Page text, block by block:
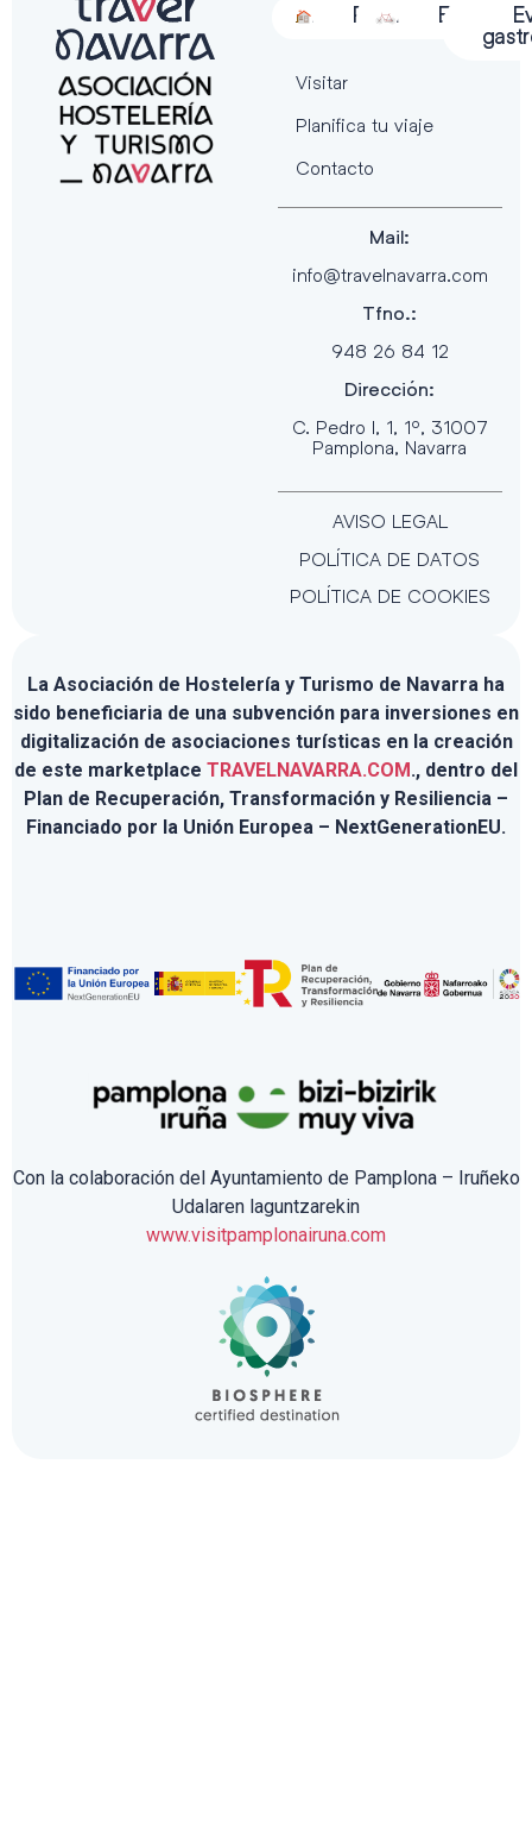
Alojamiento
Restauración
Actividades
Visitar
Planifica tu viaje
Contacto
Mail:
info@travelnavarra.com
Tfno.:
948 26 84 12
Dirección:
C. Pedro I, 1, 1º, 31007
Pamplona, Navarra
AVISO LEGAL
POLÍTICA DE DATOS
POLÍTICA DE COOKIES
La Asociación de Hostelería y Turismo de Navarra ha
sido beneficiaria de una subvención para inversiones en
digitalización de asociaciones turísticas en la creación
de este marketplace TRAVELNAVARRA.COM., dentro del
Plan de Recuperación, Transformación y Resiliencia –
Financiado por la Unión Europea – NextGenerationEU.
Con la colaboración del Ayuntamiento de Pamplona – Iruñeko
Udalaren laguntzarekin
www.visitpamplonairuna.com